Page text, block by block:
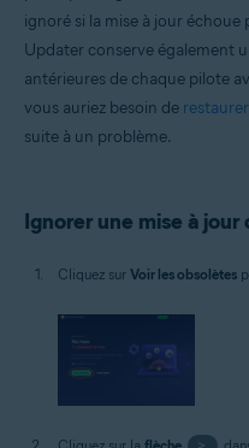
ignoré si la mise à jour
Updater conserve également
antérieures de chaque pilote
vous auriez besoin de
suite à un problème.
Ignorer une mise à
Cliquez sur Voir les obsolètes